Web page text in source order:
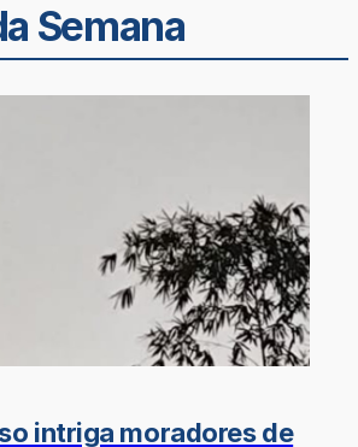
Semana
intriga moradores de